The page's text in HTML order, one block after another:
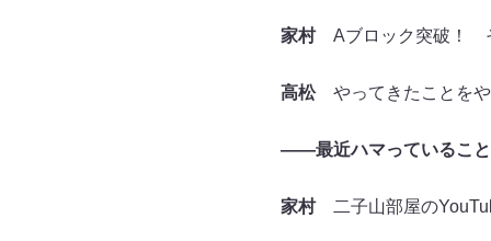
家村Aブロック突破！
高松やってきたことをや
――最近ハマっていること
家村二子山部屋の